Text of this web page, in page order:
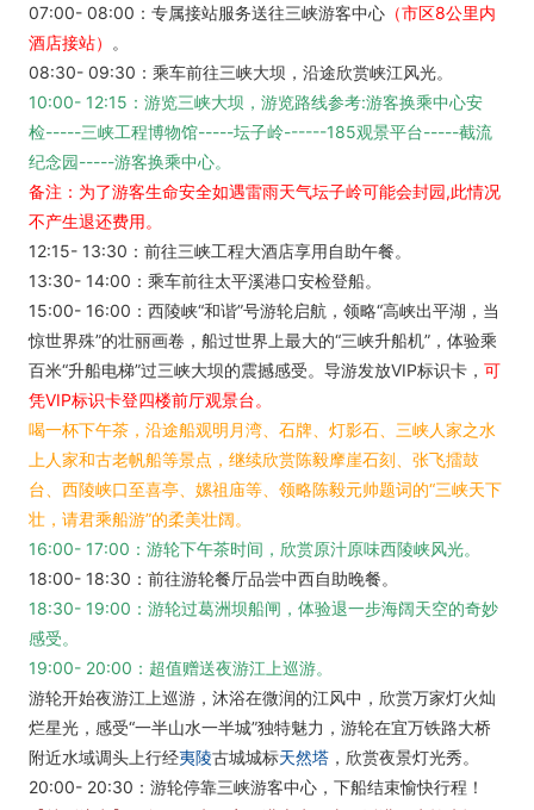
07:00- 08:00：专属接站服务送往三峡游客中心 （市区8公里内
酒店接站）
。
08:30- 09:30：乘车前往三峡大坝，沿途欣赏峡江风光。
10:00- 12:15：游览三峡大坝，游览路线参考:游客换乘中心安
检-----三峡工程博物馆-----坛子岭------185观景平台-----截流
纪念园-----游客换乘中心。
备注：为了游客生命安全如遇雷雨天气坛子岭可能会封园,此情况
不产生退还费用。
12:15- 13:30：前往三峡工程大酒店享用自助午餐。
13:30- 14:00：乘车前往太平溪港口安检登船。
15:00- 16:00：西陵峡“和谐”号游轮启航，领略“高峡出平湖，当
惊世界殊”的壮丽画卷，船过世界上最大的“三峡升船机”，体验乘
百米“升船电梯”过三峡大坝的震撼感受。导游发放VIP标识卡， 可
凭VIP标识卡登四楼前厅观景台。
喝一杯下午茶，沿途船观明月湾、石牌、灯影石、三峡人家之水
上人家和古老帆船等景点，继续欣赏陈毅摩崖石刻、张飞擂鼓
台、西陵峡口至喜亭、嫘祖庙等、领略陈毅元帅题词的“三峡天下
壮，请君乘船游”的柔美壮阔。
16:00- 17:00：游轮下午茶时间，欣赏原汁原味西陵峡风光。
18:00- 18:30：前往游轮餐厅品尝中西自助晚餐。
18:30- 19:00：游轮过葛洲坝船闸，体验退一步海阔天空的奇妙
感受。
19:00- 20:00：超值赠送夜游江上巡游。
游轮开始夜游江上巡游，沐浴在微润的江风中，欣赏万家灯火灿
烂星光，感受“一半山水一半城”独特魅力，游轮在宜万铁路大桥
附近水域调头上行经夷陵古城城标天然塔 ，欣赏夜景灯光秀。
20:00- 20:30：游轮停靠三峡游客中心，下船结束愉快行程！